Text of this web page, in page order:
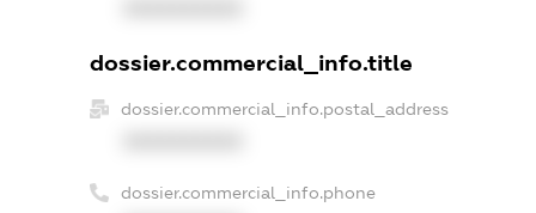
dossier.commercial_info.title
dossier.commercial_info.postal_address
dossier.commercial_info.phone